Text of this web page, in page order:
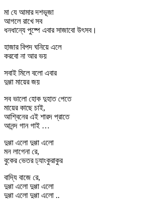
মা যে আমার দশভূজা
আগলে রাখে সব
ধনধান্যে পুষ্পে এবার সাজাবো উৎসব।
হাজার বিপদ ঘনিয়ে এলে
করবো না আর ভয়
সবাই মিলে বলো এবার
দুগ্গা মায়ের জয়
সব ভালো হোক দুহাত পেতে
মায়ের কাছে চাই,
আশ্বিনের এই শারদ প্রাতে
আনন্দ গান গাই …
দুগ্গা এলো দুগ্গা এলো
মন লাগেনা রে,
বুকের ভেতর ঢ্যাংকুরাকুর
বাদ্যি বাজে রে,
দুগ্গা এলো দুগ্গা এলো
দুগ্গা এলো দুগ্গা এলো ..